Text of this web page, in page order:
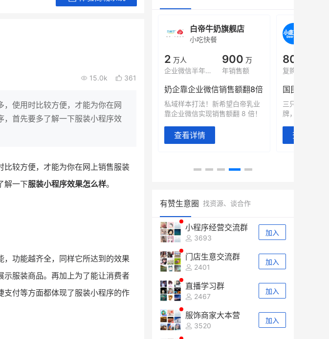
15.0k 361
使用时比较方便，才能为你在网
，首先要多了解一下服装小程序效
较方便，才能为你在网上销售服装
解一下服装小程序效果怎么样。
功能越齐全，同样它所达到的效果
示服装商品。再加上为了能让消费者
支付等方面都体现了服装小程序的作
乡种地，撬动2000万生
白帝牛奶旗舰店
900 万
年销售额
奶企靠企业微信销售额翻8倍
私域样本打法！新希望白帝乳业
靠企业微信实现销售额翻 8 倍！
小鹿蓝蓝会员
80% +
复购率
7900
一季度营收
国民品牌副线的私域大爆发
三只松鼠旗下的网红婴儿辅食品
牌，22天便拿下类目第一
有赞生意圈 找资源、谈合作
小程序经营交流群
3693
加入
门店生意交流群
2401
加入
直播学习群
2467
加入
服饰商家大本营
3520
加入